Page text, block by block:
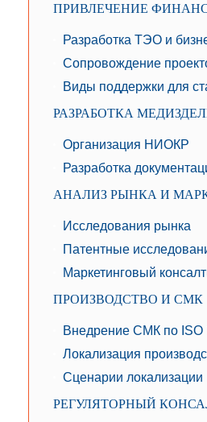
ПРИВЛЕЧЕНИЕ
Разработка ТЭО и
Сопровождение
Виды поддержки для
РАЗРАБОТКА
Организация НИОКР
Разработка
АНАЛИЗ РЫНКА И
Исследования рынка
Патентные
Маркетинговый
ПРОИЗВОДСТВО И СМК
Внедрение СМК по ISO
Локализация
Сценарии локализации
РЕГУЛЯТОРНЫЙ